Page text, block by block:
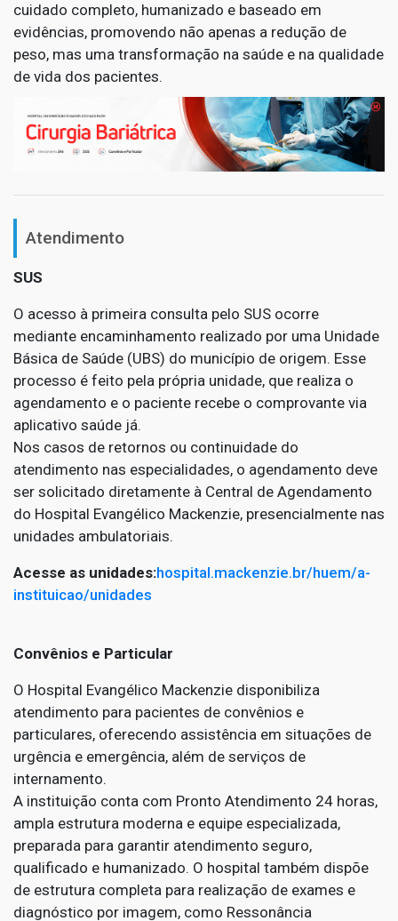
cuidado completo, humanizado e baseado em
evidências, promovendo não apenas a redução de
peso, mas uma transformação na saúde e na qualidade
de vida dos pacientes.
Atendimento
SUS
O acesso à primeira consulta pelo SUS ocorre
mediante encaminhamento realizado por uma Unidade
Básica de Saúde (UBS) do município de origem. Esse
processo é feito pela própria unidade, que realiza o
agendamento e o paciente recebe o comprovante via
aplicativo saúde já.
Nos casos de retornos ou continuidade do
atendimento nas especialidades, o agendamento deve
ser solicitado diretamente à Central de Agendamento
do Hospital Evangélico Mackenzie, presencialmente nas
unidades ambulatoriais.
Acesse as unidades:hospital.mackenzie.br/huem/a-
instituicao/unidades
Convênios e Particular
O Hospital Evangélico Mackenzie disponibiliza
atendimento para pacientes de convênios e
particulares, oferecendo assistência em situações de
urgência e emergência, além de serviços de
internamento.
A instituição conta com Pronto Atendimento 24 horas,
ampla estrutura moderna e equipe especializada,
preparada para garantir atendimento seguro,
qualificado e humanizado. O hospital também dispõe
de estrutura completa para realização de exames e
diagnóstico por imagem, como Ressonância